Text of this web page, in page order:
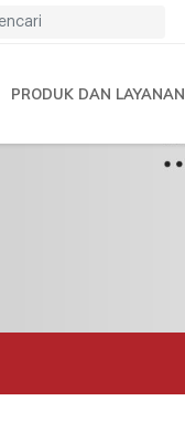
PRODUK DAN LAYANAN